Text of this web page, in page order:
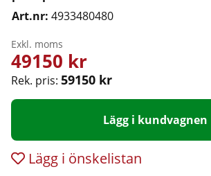
Art.nr: 4933480480
Exkl. moms
49150 kr
Rek. pris: 59150 kr
Lägg i kundvagnen
Lägg i önskelistan